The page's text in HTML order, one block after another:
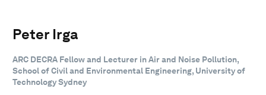
Peter Irga
ARC DECRA Fellow and Lecturer in Air and Noise Pollution,
School of Civil and Environmental Engineering, University of
Technology Sydney